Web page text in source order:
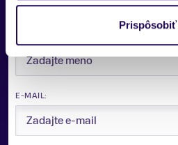
Prispôsobiť
pre vás.
E-MAIL: